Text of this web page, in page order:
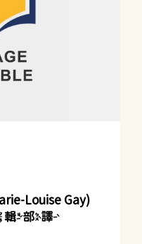
Louise Gay)
輯部譯